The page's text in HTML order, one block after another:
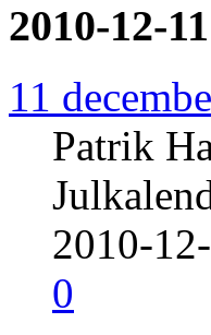
2010-12-11
11
Patrik
2010-
0